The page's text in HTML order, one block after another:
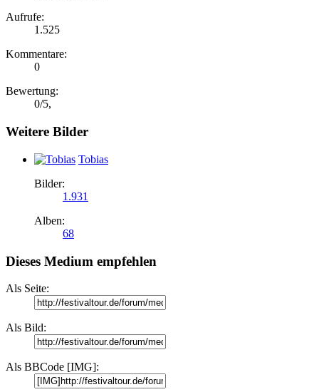
Aufrufe:
1.525
Kommentare:
0
Bewertung:
0/5,
Weitere Bilder
Tobias
Bilder:
1.931
Alben:
68
Dieses Medium empfehlen
Als Seite:
Als Bild:
Als BBCode [IMG]: